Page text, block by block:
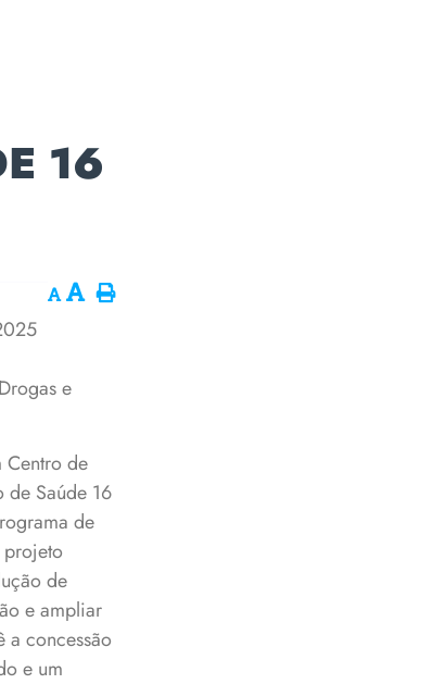
16
e
Centro de
Saúde 16
de
projeto
de
e ampliar
a concessão
e um